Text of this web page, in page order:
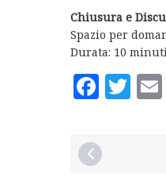
Chiusura e
Spazio per
Durata: 10